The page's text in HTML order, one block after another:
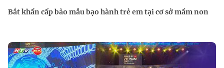
Bắt khẩn cấp bảo mẫu bạo hành trẻ em tại cơ sở mầm non